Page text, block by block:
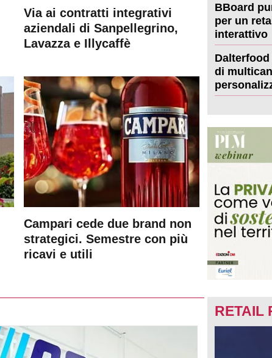
Via ai contratti integrativi
aziendali di Sanpellegrino,
Lavazza e Illycaffè
Campari cede due brand non
strategici. Semestre con più
ricavi e utili
BBoard
per un
interattivo
di
RETAIL